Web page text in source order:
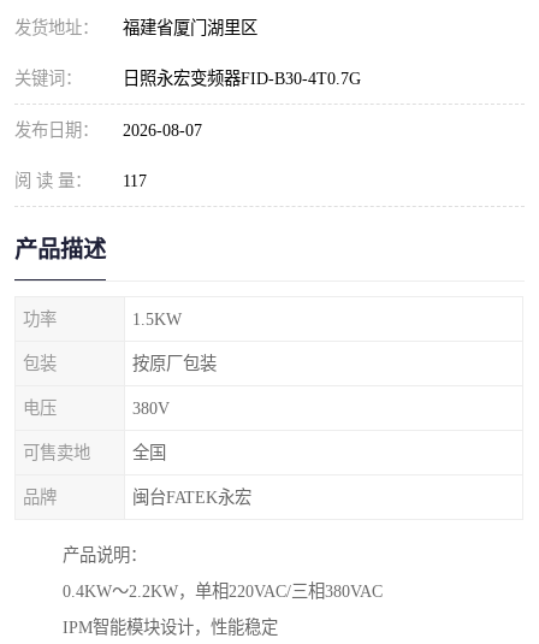
发货地址： 福建省厦门湖里区
关键词： 日照永宏变频器FID-B30-4T0.7G
发布日期： 2026-08-07
阅 读 量： 117
产品描述
功率 1.5KW
包装 按原厂包装
电压 380V
可售卖地 全国
品牌 闽台FATEK永宏
产品说明：
0.4KW～2.2KW，单相220VAC/三相380VAC
IPM智能模块设计，性能稳定